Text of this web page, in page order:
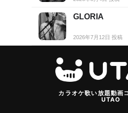
GLORIA
2026年7月12日 投稿
カラオケ歌い放題動画
UTAO